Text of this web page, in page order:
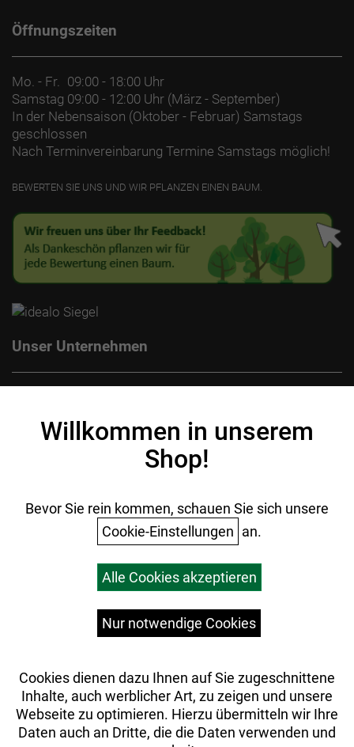
Kurbelsatz: ProWheel, Aluminium, 170 mm
Kurbelarmlänge
Kassette: Gates CDX, 36 Z., Stahl
Kette: Gates CDX, 130 Z.
1/8" top, 1.5" bottom
Lenker: Aluminium, 31,8 mm Klemmung, 25 mm
Rise, 630 mm Breite
Lenkervorbau: Bontrager Aluminium, 31,8 mm,
Klemmung // Herrmans Clik, ergonomisch, mit
Klemmung
Sattelstütze: Aluminium, gefedert, 31,6 mm,
Loch, 20 mm Innenweite, Presta-Ventil
Shimano QC300, Centerlock
Gepäckträger: MIK-Gepäckträger aus Aluminium
Ständer: Pletscher Comp Flex 18
Kunststoff, vorn
Rücklicht: Spanninga SOLO for e-bike, LED
Öffnungszeiten
Mo. - Fr.
09:00 - 18:00 Uhr
Samstag 09:00 - 12:00 Uhr (März - September)
In der Nebensaison (Oktober - Februar) Samstags
geschlossen
Nach Terminvereinbarung Termine Samstags möglich!
BEWERTEN SIE UNS UND WIR PFLANZEN EINEN BAUM.
Unser Unternehmen
Datenschutz
Ihr Einkauf
Versandkosten
Willkommen in unserem
Shop!
Bevor Sie rein kommen, schauen Sie sich unsere
Cookie-Einstellungen an.
Alle Cookies akzeptieren
Nur notwendige Cookies
Cookies dienen dazu Ihnen auf Sie zugeschnittene
Inhalte, auch werblicher Art, zu zeigen und unsere
Webseite zu optimieren. Hierzu übermitteln wir Ihre
Daten auch an Dritte, die die Daten verwenden und